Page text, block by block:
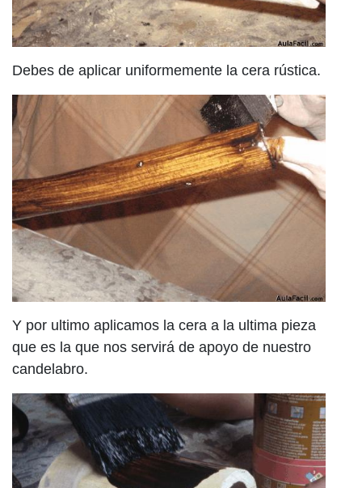
Debes de aplicar uniformemente la cera rústica.
Y por ultimo aplicamos la cera a la ultima pieza
que es la que nos servirá de apoyo de nuestro
candelabro.